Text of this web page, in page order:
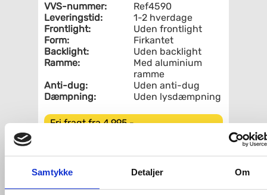
Samtykke Detaljer Om
VVS-nummer:
Ref4590
Leveringstid:
1-2 hverdage
Frontlight:
Uden frontlight
Form:
Firkantet
Backlight:
Uden backlight
Ramme:
Med aluminium
ramme
Anti-dug:
Uden anti-dug
Dæmpning:
Uden lysdæmpning
Fri fragt fra 4.995,-
Cassøe Refine vendbart spejl - 45 x 90
cm - m/alu ramme